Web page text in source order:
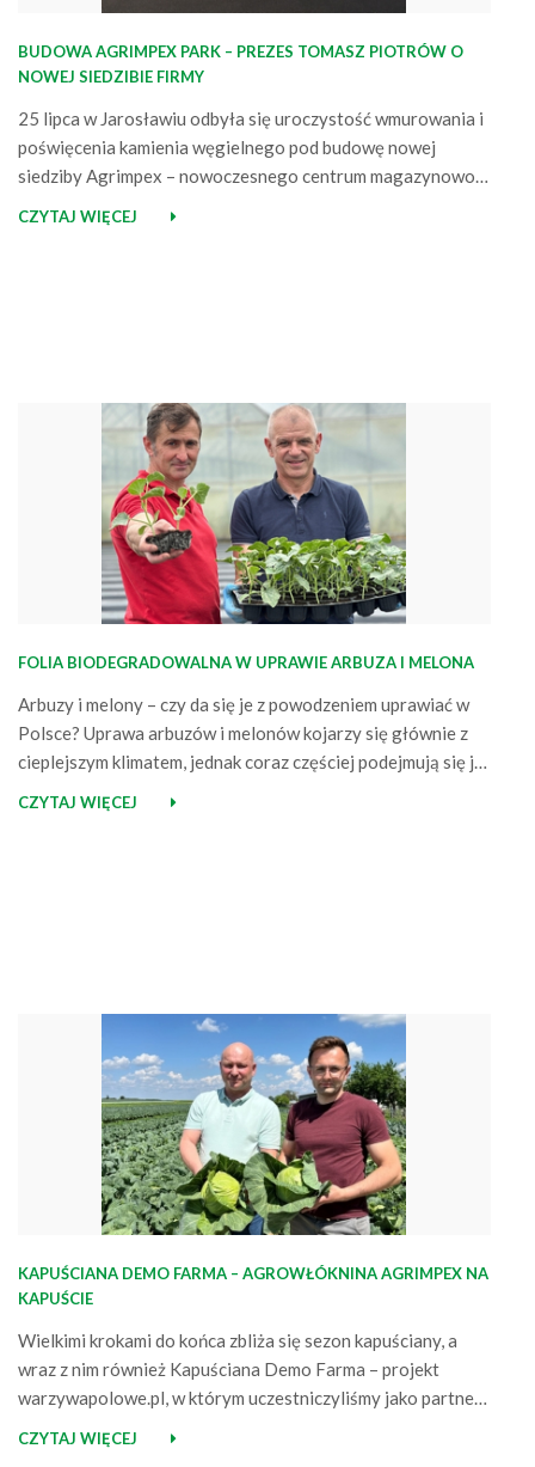
BUDOWA AGRIMPEX PARK – PREZES TOMASZ PIOTRÓW O
NOWEJ SIEDZIBIE FIRMY
25 lipca w Jarosławiu odbyła się uroczystość wmurowania i
poświęcenia kamienia węgielnego pod budowę nowej
siedziby Agrimpex – nowoczesnego centrum magazynowo-
realizację prowadzi firma ROKTON pod czujnym okiem
CZYTAJ WIĘCEJ
FOLIA BIODEGRADOWALNA W UPRAWIE ARBUZA I MELONA
Arbuzy i melony – czy da się je z powodzeniem uprawiać w
Polsce? Uprawa arbuzów i melonów kojarzy się głównie z
cieplejszym klimatem, jednak coraz częściej podejmują się jej
nadal stanowi wyzwanie, odpowiednio zaplanowany proces
CZYTAJ WIĘCEJ
KAPUŚCIANA DEMO FARMA – AGROWŁÓKNINA AGRIMPEX NA
KAPUŚCIE
Wielkimi krokami do końca zbliża się sezon kapuściany, a
wraz z nim również Kapuściana Demo Farma – projekt
warzywapolowe.pl, w którym uczestniczyliśmy jako partner.
osłaniających na plantację Przemysława Golenia znajdującą
CZYTAJ WIĘCEJ